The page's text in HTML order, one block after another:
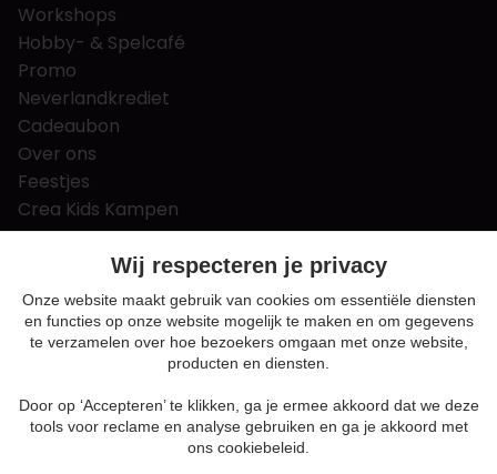
Workshops
Hobby- & Spelcafé
Promo
Neverlandkrediet
Cadeaubon
Over ons
Feestjes
Crea Kids Kampen
FAQ
Tips & tricks
Contact
Nieuws & Vacatures
Algemene voorwaarden
Privacy en cookie policy
Wij respecteren je privacy
Onze website maakt gebruik van cookies om essentiële diensten
en functies op onze website mogelijk te maken en om gegevens
te verzamelen over hoe bezoekers omgaan met onze website,
producten en diensten.
Door op ‘Accepteren’ te klikken, ga je ermee akkoord dat we deze
tools voor reclame en analyse gebruiken en ga je akkoord met
ons cookiebeleid.